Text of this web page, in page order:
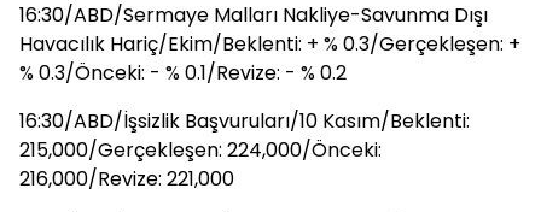
16:30/ABD/Sermaye Malları Nakliye-Savunma Dışı
Havacılık Hariç/Ekim/Beklenti: + % 0.3/Gerçekleşen: +
% 0.3/Önceki: - % 0.1/Revize: - % 0.2
16:30/ABD/İşsizlik Başvuruları/10 Kasım/Beklenti:
215,000/Gerçekleşen: 224,000/Önceki:
216,000/Revize: 221,000